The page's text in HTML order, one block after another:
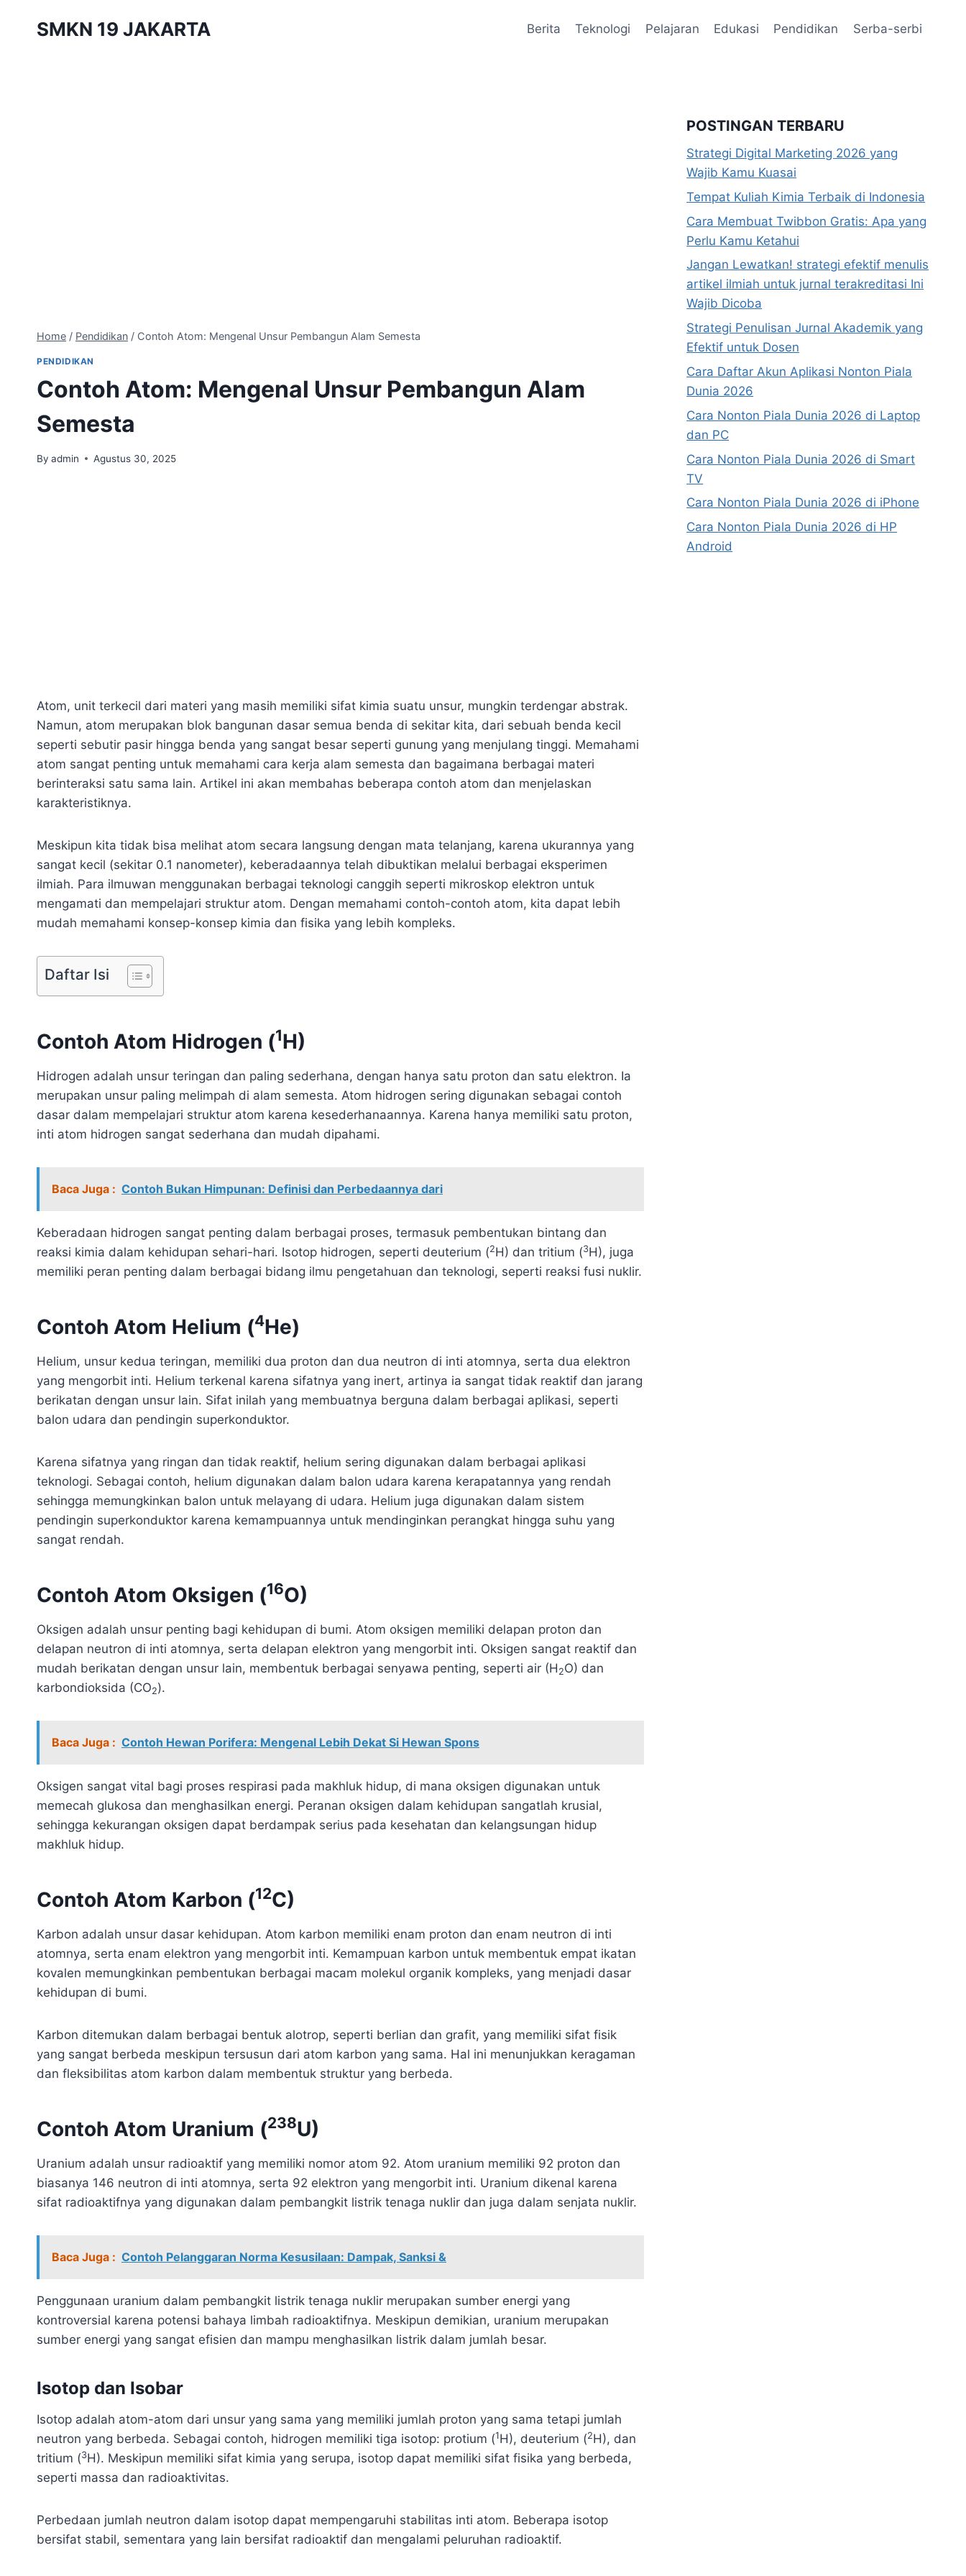
SMKN 19 JAKARTA Berita Teknologi Pelajaran Edukasi Pendidikan Serba-serbi
Home / Pendidikan / Contoh Atom: Mengenal Unsur Pembangun Alam Semesta
PENDIDIKAN
Contoh Atom: Mengenal Unsur Pembangun Alam
Semesta
By admin Agustus 30, 2025
Atom, unit terkecil dari materi yang masih memiliki sifat kimia suatu unsur, mungkin terdengar abstrak.
Namun, atom merupakan blok bangunan dasar semua benda di sekitar kita, dari sebuah benda kecil
seperti sebutir pasir hingga benda yang sangat besar seperti gunung yang menjulang tinggi. Memahami
atom sangat penting untuk memahami cara kerja alam semesta dan bagaimana berbagai materi
berinteraksi satu sama lain. Artikel ini akan membahas beberapa contoh atom dan menjelaskan
karakteristiknya.
Meskipun kita tidak bisa melihat atom secara langsung dengan mata telanjang, karena ukurannya yang
sangat kecil (sekitar 0.1 nanometer), keberadaannya telah dibuktikan melalui berbagai eksperimen
ilmiah. Para ilmuwan menggunakan berbagai teknologi canggih seperti mikroskop elektron untuk
mengamati dan mempelajari struktur atom. Dengan memahami contoh-contoh atom, kita dapat lebih
mudah memahami konsep-konsep kimia dan fisika yang lebih kompleks.
Daftar Isi
Contoh Atom Hidrogen (1H)
Hidrogen adalah unsur teringan dan paling sederhana, dengan hanya satu proton dan satu elektron. Ia
merupakan unsur paling melimpah di alam semesta. Atom hidrogen sering digunakan sebagai contoh
dasar dalam mempelajari struktur atom karena kesederhanaannya. Karena hanya memiliki satu proton,
inti atom hidrogen sangat sederhana dan mudah dipahami.
Baca Juga : Contoh Bukan Himpunan: Definisi dan Perbedaannya dari
Keberadaan hidrogen sangat penting dalam berbagai proses, termasuk pembentukan bintang dan
reaksi kimia dalam kehidupan sehari-hari. Isotop hidrogen, seperti deuterium (2H) dan tritium (3H), juga
memiliki peran penting dalam berbagai bidang ilmu pengetahuan dan teknologi, seperti reaksi fusi nuklir.
Contoh Atom Helium (4He)
Helium, unsur kedua teringan, memiliki dua proton dan dua neutron di inti atomnya, serta dua elektron
yang mengorbit inti. Helium terkenal karena sifatnya yang inert, artinya ia sangat tidak reaktif dan jarang
berikatan dengan unsur lain. Sifat inilah yang membuatnya berguna dalam berbagai aplikasi, seperti
balon udara dan pendingin superkonduktor.
Karena sifatnya yang ringan dan tidak reaktif, helium sering digunakan dalam berbagai aplikasi
teknologi. Sebagai contoh, helium digunakan dalam balon udara karena kerapatannya yang rendah
sehingga memungkinkan balon untuk melayang di udara. Helium juga digunakan dalam sistem
pendingin superkonduktor karena kemampuannya untuk mendinginkan perangkat hingga suhu yang
sangat rendah.
Contoh Atom Oksigen (16O)
Oksigen adalah unsur penting bagi kehidupan di bumi. Atom oksigen memiliki delapan proton dan
delapan neutron di inti atomnya, serta delapan elektron yang mengorbit inti. Oksigen sangat reaktif dan
mudah berikatan dengan unsur lain, membentuk berbagai senyawa penting, seperti air (H 2O) dan
karbondioksida (CO2).
Baca Juga : Contoh Hewan Porifera: Mengenal Lebih Dekat Si Hewan Spons
Oksigen sangat vital bagi proses respirasi pada makhluk hidup, di mana oksigen digunakan untuk
memecah glukosa dan menghasilkan energi. Peranan oksigen dalam kehidupan sangatlah krusial,
sehingga kekurangan oksigen dapat berdampak serius pada kesehatan dan kelangsungan hidup
makhluk hidup.
Contoh Atom Karbon (12C)
Karbon adalah unsur dasar kehidupan. Atom karbon memiliki enam proton dan enam neutron di inti
atomnya, serta enam elektron yang mengorbit inti. Kemampuan karbon untuk membentuk empat ikatan
kovalen memungkinkan pembentukan berbagai macam molekul organik kompleks, yang menjadi dasar
kehidupan di bumi.
Karbon ditemukan dalam berbagai bentuk alotrop, seperti berlian dan grafit, yang memiliki sifat fisik
yang sangat berbeda meskipun tersusun dari atom karbon yang sama. Hal ini menunjukkan keragaman
dan fleksibilitas atom karbon dalam membentuk struktur yang berbeda.
Contoh Atom Uranium (238U)
Uranium adalah unsur radioaktif yang memiliki nomor atom 92. Atom uranium memiliki 92 proton dan
biasanya 146 neutron di inti atomnya, serta 92 elektron yang mengorbit inti. Uranium dikenal karena
sifat radioaktifnya yang digunakan dalam pembangkit listrik tenaga nuklir dan juga dalam senjata nuklir.
Baca Juga : Contoh Pelanggaran Norma Kesusilaan: Dampak, Sanksi &
Penggunaan uranium dalam pembangkit listrik tenaga nuklir merupakan sumber energi yang
kontroversial karena potensi bahaya limbah radioaktifnya. Meskipun demikian, uranium merupakan
sumber energi yang sangat efisien dan mampu menghasilkan listrik dalam jumlah besar.
Isotop dan Isobar
Isotop adalah atom-atom dari unsur yang sama yang memiliki jumlah proton yang sama tetapi jumlah
neutron yang berbeda. Sebagai contoh, hidrogen memiliki tiga isotop: protium (1H), deuterium (2H), dan
tritium (3H). Meskipun memiliki sifat kimia yang serupa, isotop dapat memiliki sifat fisika yang berbeda,
seperti massa dan radioaktivitas.
Perbedaan jumlah neutron dalam isotop dapat mempengaruhi stabilitas inti atom. Beberapa isotop
bersifat stabil, sementara yang lain bersifat radioaktif dan mengalami peluruhan radioaktif.
POSTINGAN TERBARU
Strategi Digital Marketing 2026 yang
Wajib Kamu Kuasai
Tempat Kuliah Kimia Terbaik di Indonesia
Cara Membuat Twibbon Gratis: Apa yang
Perlu Kamu Ketahui
Jangan Lewatkan! strategi efektif menulis
artikel ilmiah untuk jurnal terakreditasi Ini
Wajib Dicoba
Strategi Penulisan Jurnal Akademik yang
Efektif untuk Dosen
Cara Daftar Akun Aplikasi Nonton Piala
Dunia 2026
Cara Nonton Piala Dunia 2026 di Laptop
dan PC
Cara Nonton Piala Dunia 2026 di Smart
TV
Cara Nonton Piala Dunia 2026 di iPhone
Cara Nonton Piala Dunia 2026 di HP
Android